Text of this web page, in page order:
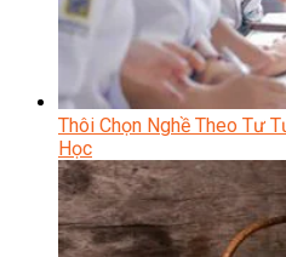
Thôi Chọn Nghề Theo Tư
Học